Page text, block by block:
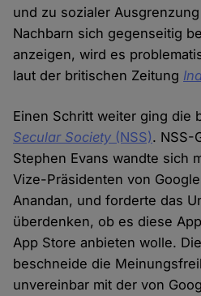
und zu sozialer
Nachbarn sich gegenseitig
anzeigen, wird es
laut der britischen Zeitung
Einen Schritt weiter ging die
Secular Society (NSS). NSS-
Stephen Evans wandte sich
Vize-Präsidenten von
Anandan, und forderte das
überdenken, ob es diese
App Store anbieten wolle.
beschneide die
unvereinbar mit der von